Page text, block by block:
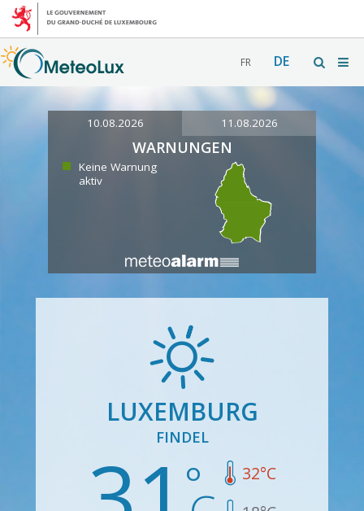
FR DE
10.08.2026 11.08.2026
WARNUNGEN
Keine Warnung
aktiv
LUXEMBURG
FINDEL
32°C